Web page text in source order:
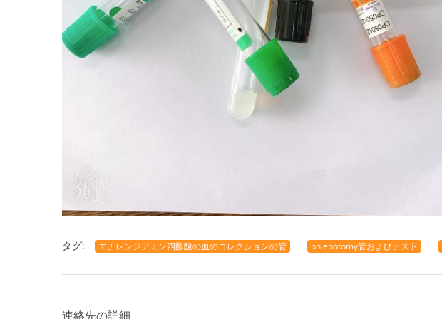
タグ: エチレンジアミン四酢酸の血のコレクションの管 phlebotomy管およびテスト
連絡先の詳細